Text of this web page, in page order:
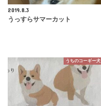
2019.8.3
うっすらサマーカット
うちのコーギー犬